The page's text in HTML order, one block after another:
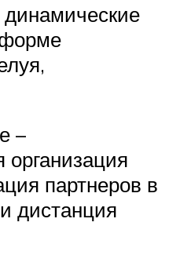
динамические
–
организация
партнеров в
дистанция